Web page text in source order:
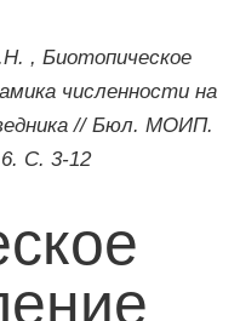
, Биотопическое
численности на
// Бюл. МОИП.
С. 3-12